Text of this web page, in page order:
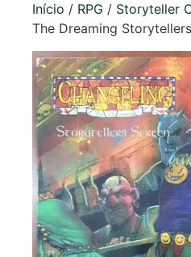
Início / RPG / Storyteller
The Dreaming